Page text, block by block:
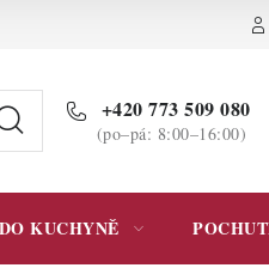
Podmínky ochrany osobních údajů
+420 773 509 080
(po–pá: 8:00–16:00)
DO KUCHYNĚ